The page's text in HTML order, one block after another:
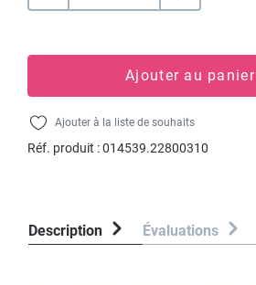
Ajouter au panier
Ajouter à la liste de souhaits
Réf. produit :014539.22800310
Description Évaluations